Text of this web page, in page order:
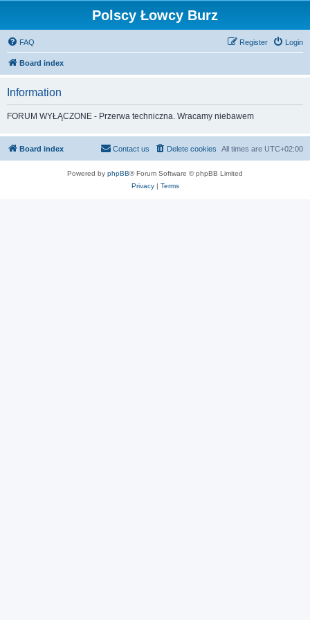
Polscy Łowcy Burz
FAQ Login
Register
Board index
Information
FORUM WYŁĄCZONE - Przerwa techniczna. Wracamy niebawem
Board index All times are UTC+02:00
Delete cookies
Contact us
Powered by phpBB® Forum Software © phpBB Limited
Privacy| Terms